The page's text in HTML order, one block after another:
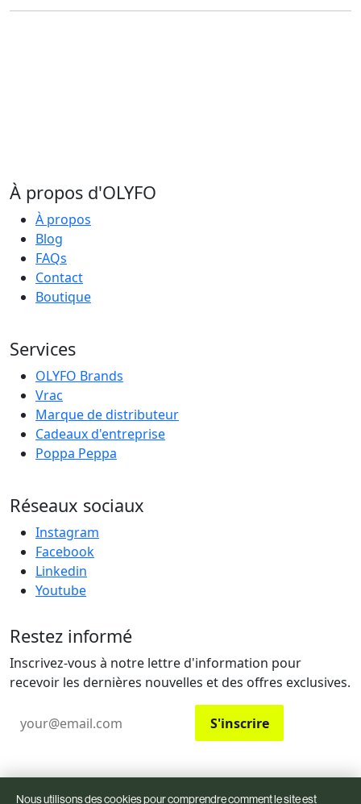
À propos d'OLYFO
À propos
Blog
FAQs
Contact
Boutique
Services
OLYFO Brands
Vrac
Marque de distributeur
Cadeaux d'entreprise
Poppa Peppa
Réseaux sociaux
Instagram
Facebook
Linkedin
Youtube
Restez informé
Inscrivez-vous à notre lettre d'information pour
recevoir les dernières nouvelles et des offres exclusives.
S'inscrire
© 2026OLYFO.All rights reserved.
Nous utilisons des cookies pour comprendre comment le site est